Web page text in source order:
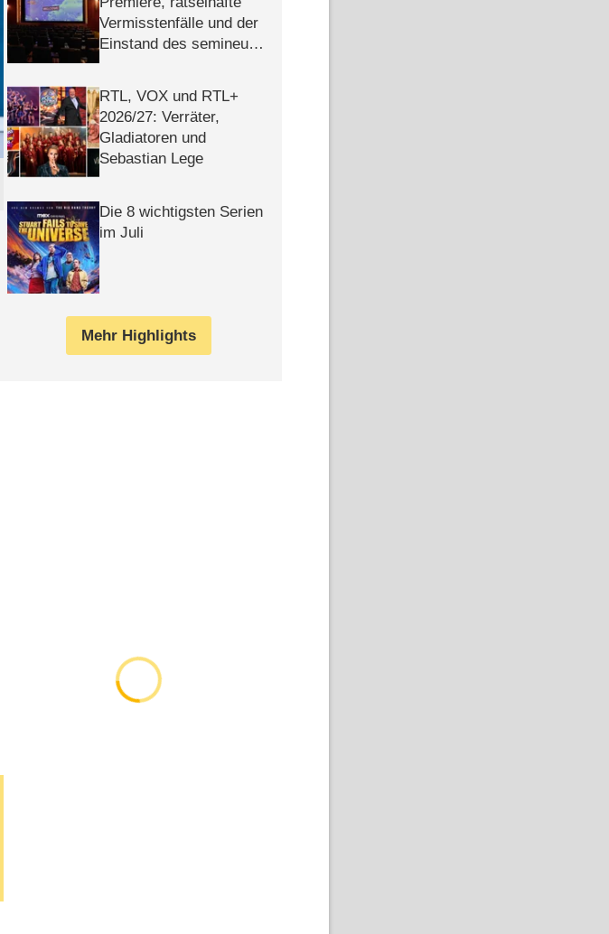
Vermisstenfälle und der
Einstand des semineuen
RTL, VOX und RTL+
2026/​27: Verräter,
Gladiatoren und
Sebastian Lege
Die 8 wichtigsten Serien
im Juli
Mehr Highlights